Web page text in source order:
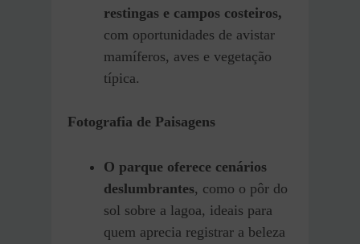
restingas e campos costeiros,
com oportunidades de avistar
mamíferos, aves e vegetação
típica.
Fotografia de Paisagens
O parque oferece cenários
deslumbrantes, como o pôr do
sol sobre a lagoa, ideais para
quem aprecia registrar a beleza